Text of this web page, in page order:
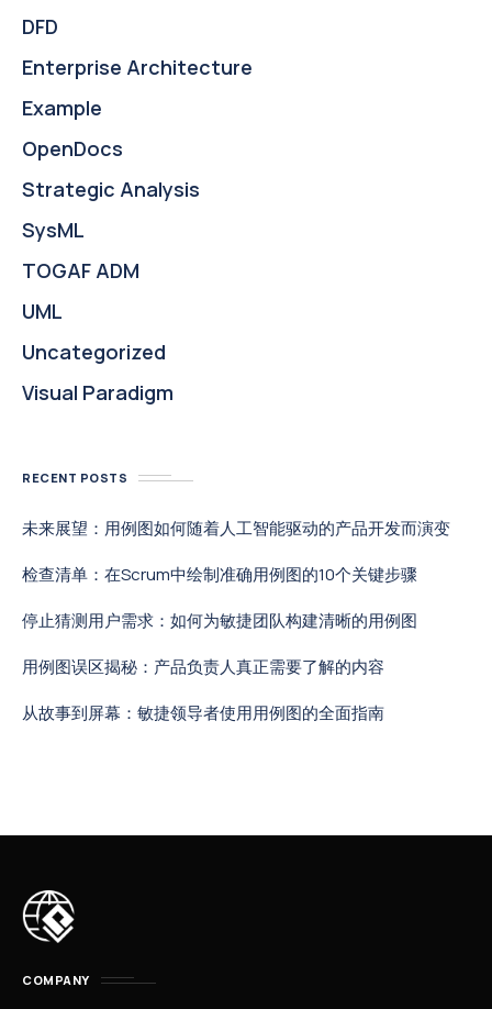
DFD
Enterprise Architecture
Example
OpenDocs
Strategic Analysis
SysML
TOGAF ADM
UML
Uncategorized
Visual Paradigm
RECENT POSTS
未来展望：用例图如何随着人工智能驱动的产品开发而演变
检查清单：在Scrum中绘制准确用例图的10个关键步骤
停止猜测用户需求：如何为敏捷团队构建清晰的用例图
用例图误区揭秘：产品负责人真正需要了解的内容
从故事到屏幕：敏捷领导者使用用例图的全面指南
COMPANY